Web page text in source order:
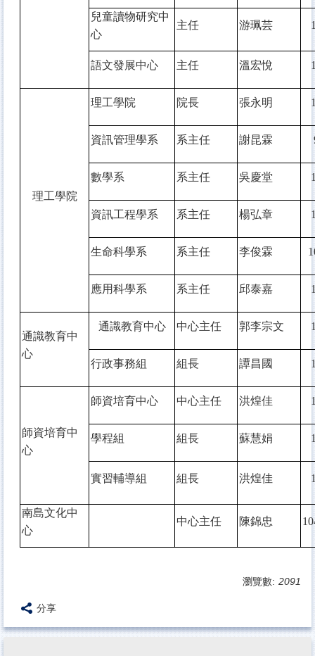
兒童讀物研究中
心
主任 游珮芸
語文發展中心 主任 溫宏悅
理工學院
理工學院 院長 張永明
資訊管理學系 系主任 謝昆霖
數學系 系主任 吳慶堂
資訊工程學系 系主任 楊弘章
生命科學系 系主任 李俊霖
應用科學系 系主任 邱泰嘉
通識教育中
心
通識教育中心 中心主任 郭李宗文
行政事務組 組長 譚昌國
師資培育中
心
師資培育中心 中心主任 洪煌佳
學程組 組長 蘇慧娟
實習輔導組 組長 洪煌佳
南島文化中
心
中心主任 陳錦忠
瀏覽數: 2091
分享